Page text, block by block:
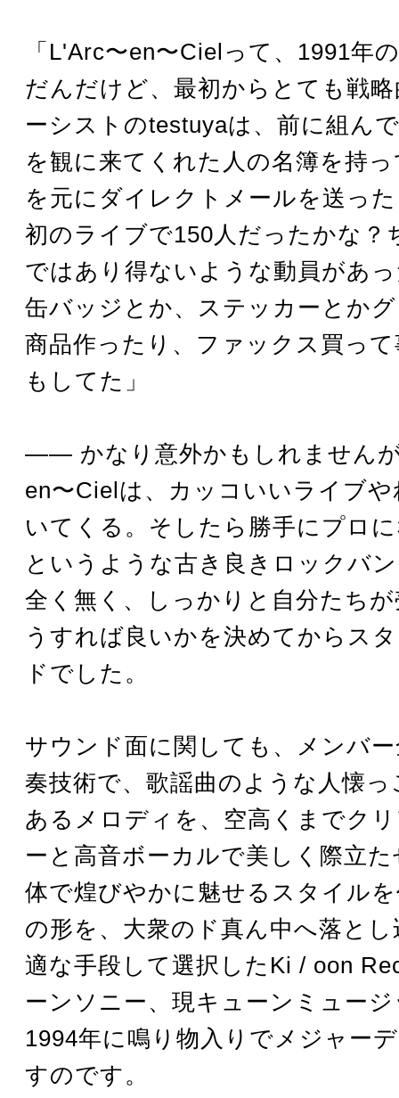
「L'Arc〜en〜Cielって、1991年
だんだけど、最初からとても戦
ーシストのtestuyaは、前に組ん
を観に来てくれた人の名簿を持
を元にダイレクトメールを送っ
初のライブで150人だったかな？
ではあり得ないような動員があ
缶バッジとか、ステッカーとか
商品作ったり、ファックス買っ
もしてた」
―― かなり意外かもしれません
en〜Cielは、カッコいいライブ
いてくる。そしたら勝手にプロ
というような古き良きロックバ
全く無く、しっかりと自分たち
うすれば良いかを決めてからス
ドでした。
サウンド面に関しても、メンバ
奏技術で、歌謡曲のような人懐
あるメロディを、空高くまでク
ーと高音ボーカルで美しく際立
体で煌びやかに魅せるスタイル
の形を、大衆のド真ん中へ落と
適な手段して選択したKi / oon
ーンソニー、現キューンミュー
1994年に鳴り物入りでメジャー
すのです。